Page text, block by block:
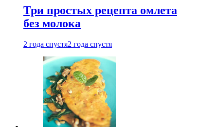
Три простых рецепта омлета
без молока
2 года спустя2 года спустя